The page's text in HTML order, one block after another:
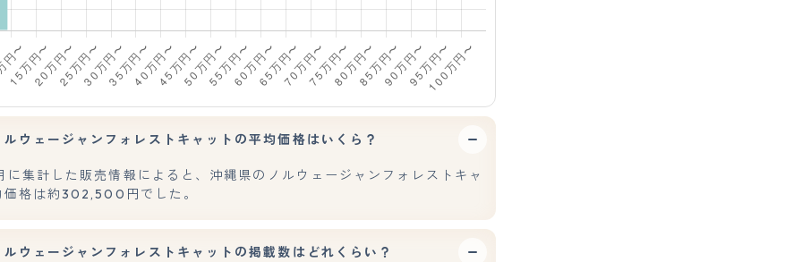
ウェージャンフォレストキャットの平均価格はいくら？
集計した販売情報によると、沖縄県のノルウェージャンフォレストキャ
価格は約302,500円でした。
ウェージャンフォレストキャットの掲載数はどれくらい？